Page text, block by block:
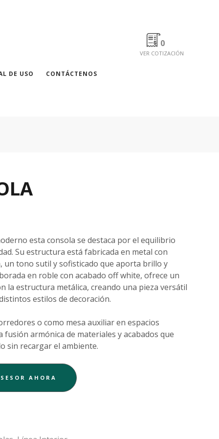
DE USO
CONTÁCTENOS
0
VER COTIZACIÓN
esta consola se destaca por el equilibrio
Su estructura está fabricada en metal con
un tono sutil y sofisticado que aporta brillo y
en roble con acabado off white, ofrece un
la estructura metálica, creando una pieza versátil
estilos de decoración.
o como mesa auxiliar en espacios
fusión armónica de materiales y acabados que
sin recargar el ambiente.
AHORA